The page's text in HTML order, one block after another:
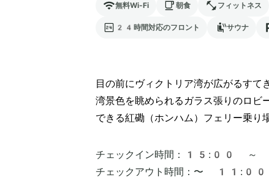
無料Wi-Fi 朝食 フィットネス
24時間対応のフロント サウナ
目の前にヴィクトリア湾が広がるすて
湾景色を眺められるガラス張りのロビ
できる紅磡（ホンハム）フェリー乗り
チェックイン時間：
15:00 ～
チェックアウト時間： 〜 11:00